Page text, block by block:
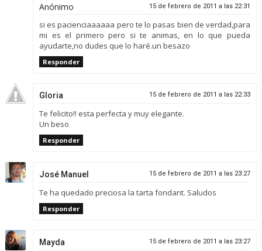
Anónimo 15 de febrero de 2011 a las 22:31
si es pacienciaaaaaa pero te lo pasas bien de verdad,para
mi es el primero pero si te animas, en lo que pueda
ayudarte,no dudes que lo haré.un besazo
Responder
Gloria 15 de febrero de 2011 a las 22:33
Te felicito!! esta perfecta y muy elegante.
Un beso
Responder
José Manuel 15 de febrero de 2011 a las 23:27
Te ha quedado preciosa la tarta fondant. Saludos
Responder
Mayda 15 de febrero de 2011 a las 23:27